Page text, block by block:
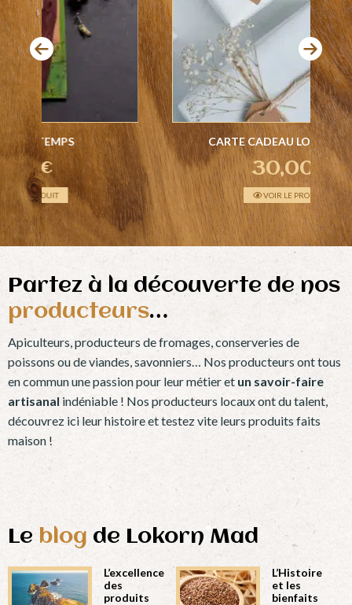
CARTE CADEAU LOKORN MAD
30,00€
VOIR LE PRODUIT
Partez à la découverte de nos
producteurs…
Apiculteurs, producteurs de fromages, conserveries de
poissons ou de viandes, savonniers… Nos producteurs ont tous
en commun une passion pour leur métier et un savoir-faire
artisanal indéniable ! Nos producteurs locaux ont du talent,
découvrez ici leur histoire et testez vite leurs produits faits
maison !
Le blog de Lokorn Mad
L’excellence
des
produits
L’Histoire
et les
bienfaits